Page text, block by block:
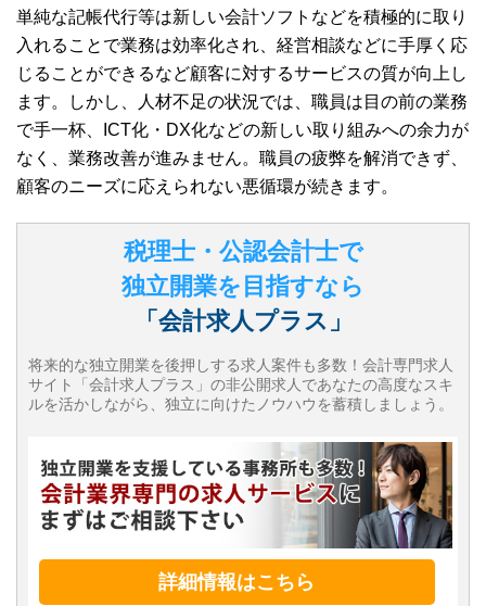
単純な記帳代行等は新しい会計ソフトなどを積極的に取り
入れることで業務は効率化され、経営相談などに手厚く応
じることができるなど顧客に対するサービスの質が向上し
ます。しかし、人材不足の状況では、職員は目の前の業務
で手一杯、ICT化・DX化などの新しい取り組みへの余力が
なく、業務改善が進みません。職員の疲弊を解消できず、
顧客のニーズに応えられない悪循環が続きます。
税理士・公認会計士で
独立開業を目指すなら
「会計求人プラス」
将来的な独立開業を後押しする求人案件も多数！会計専門求人
サイト「会計求人プラス」の非公開求人であなたの高度なスキ
ルを活かしながら、独立に向けたノウハウを蓄積しましょう。
詳細情報はこちら